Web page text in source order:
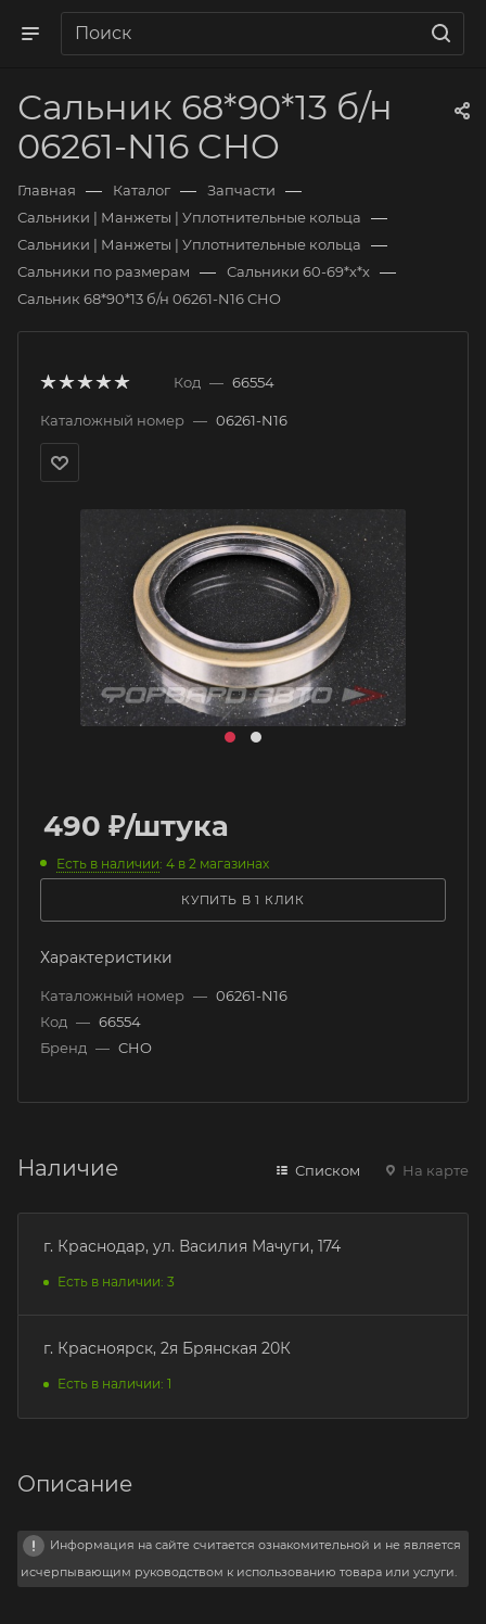
Сальник 68*90*13 б/н
06261-N16 CHO
Главная — Каталог — Запчасти —
Сальники | Манжеты | Уплотнительные кольца —
Сальники | Манжеты | Уплотнительные кольца —
Сальники по размерам — Сальники 60-69*х*х —
Сальник 68*90*13 б/н 06261-N16 CHO
Код — 66554
Каталожный номер — 06261-N16
490 ₽/штука
Есть в наличии: 4 в 2 магазинах
КУПИТЬ В 1 КЛИК
Характеристики
Каталожный номер — 06261-N16
Код — 66554
Бренд — CHO
Наличие Списком На карте
г. Краснодар, ул. Василия Мачуги, 174
Есть в наличии: 3
г. Красноярск, 2я Брянская 20К
Есть в наличии: 1
Описание
Информация на сайте считается ознакомительной и не является
исчерпывающим руководством к использованию товара или услуги.